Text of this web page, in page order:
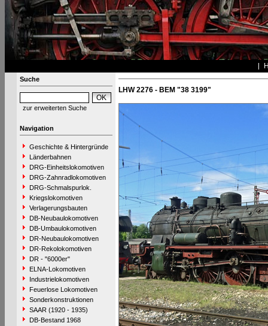
Suche
zur erweiterten Suche
Navigation
Geschichte & Hintergründe
Länderbahnen
DRG-Einheitslokomotiven
DRG-Zahnradlokomotiven
DRG-Schmalspurlok.
Kriegslokomotiven
Verlagerungsbauten
DB-Neubaulokomotiven
DB-Umbaulokomotiven
DR-Neubaulokomotiven
DR-Rekolokomotiven
DR - "6000er"
ELNA-Lokomotiven
Industrielokomotiven
Feuerlose Lokomotiven
Sonderkonstruktionen
SAAR (1920 - 1935)
DB-Bestand 1968
LHW 2276 - BEM "38 3199"